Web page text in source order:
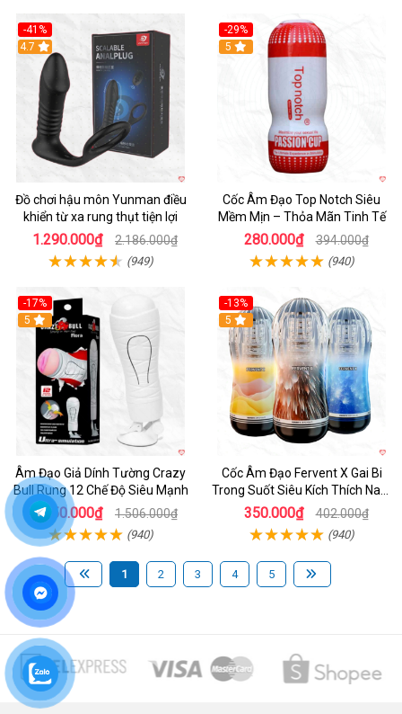
-41%
Hot
4.7
Đồ chơi hậu môn Yunman điều
khiển từ xa rung thụt tiện lợi
1.290.000₫ 2.186.000₫
(949)
-29%
5
Cốc Âm Đạo Top Notch Siêu
Mềm Mịn – Thỏa Mãn Tinh Tế
280.000₫ 394.000₫
(940)
-17%
5
Âm Đạo Giả Dính Tường Crazy
Bull Rung 12 Chế Độ Siêu Mạnh
1.250.000₫ 1.506.000₫
(940)
-13%
Hot
5
Cốc Âm Đạo Fervent X Gai Bi
Trong Suốt Siêu Kích Thích Nam
Giới
350.000₫ 402.000₫
(940)
1 2 3 4 5